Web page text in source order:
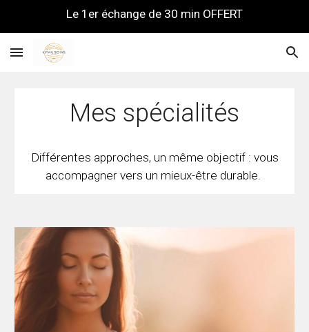
Le 1er échange de 30 min OFFERT
Mes spécialités
Différentes approches, un même objectif : vous
accompagner vers un mieux-être durable.